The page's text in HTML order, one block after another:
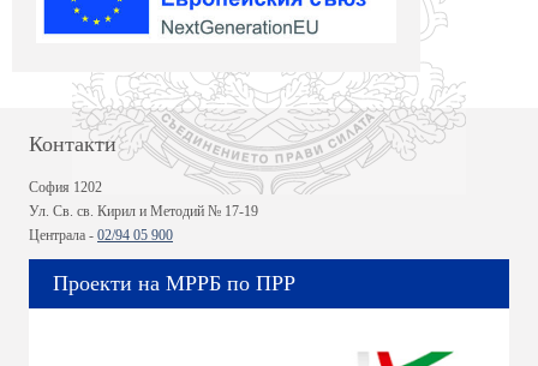
Контакти
София 1202
Ул. Св. св. Кирил и Методий № 17-19
Централа - 02/94 05 900
Проекти на МРРБ по ПРР